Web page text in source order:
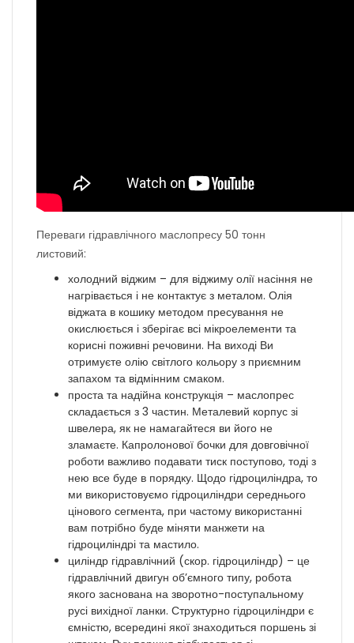
Переваги гідравлічного маслопресу 50 тонн
листовий:
холодний віджим – для віджиму олії насіння не
нагрівається і не контактує з металом. Олія
віджата в кошику методом пресування не
окислюється і зберігає всі мікроелементи та
корисні поживні речовини. На виході Ви
отримуєте олію світлого кольору з приємним
запахом та відмінним смаком.
проста та надійна конструкція – маслопрес
складається з 3 частин. Металевий корпус зі
швелера, як не намагайтеся ви його не
зламаєте. Капролонової бочки для довговічної
роботи важливо подавати тиск поступово, тоді з
нею все буде в порядку. Щодо гідроциліндра, то
ми використовуємо гідроциліндри середнього
цінового сегмента, при частому використанні
вам потрібно буде міняти манжети на
гідроциліндрі та мастило.
циліндр гідравлічний (скор. гідроциліндр) – це
гідравлічний двигун об’ємного типу, робота
якого заснована на зворотно-поступальному
русі вихідної ланки. Структурно гідроциліндри є
ємністю, всередині якої знаходиться поршень зі